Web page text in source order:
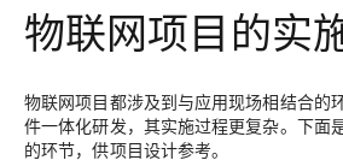
物联网项目的实
物联网项目都涉及到与应用现场相结合的
件一体化研发，其实施过程更复杂。下面
的环节，供项目设计参考。